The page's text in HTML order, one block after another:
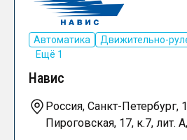
Автоматика
Движительно-
Ещё 1
Навис
Россия, Санкт-Петербург,
Пироговская, 17, к.7, лит.